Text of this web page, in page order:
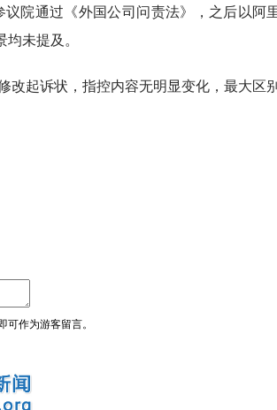
议院通过《外国公司问责法》，之后以
未提及。
改起诉状，指控内容无明显变化，最大区
可作为游客留言。